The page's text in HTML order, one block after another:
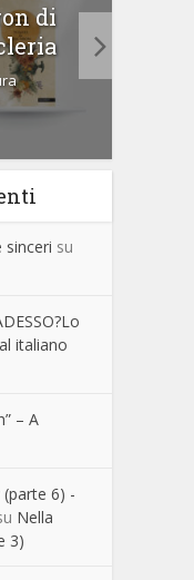
di
sinceri su
italiano
– A
6) -
Nella
3)